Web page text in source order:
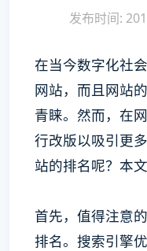
发布时间:
在当今数字化社
网站，而且网站
青睐。然而，在
行改版以吸引更
站的排名呢？本
首先，值得注意
排名。搜索引擎